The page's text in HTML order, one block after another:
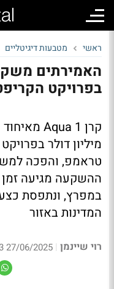
ראשי מטבעות דיגיטליים
בפרויקט
מיליון דולר
טראמפ, והפכה
ההשקעה מגיעה
במפרץ, ונתפסת
המדינות באזור
רוי שיינמן |
27/06/2025 18:23